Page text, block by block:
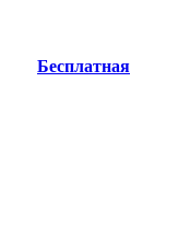
Бесплатная